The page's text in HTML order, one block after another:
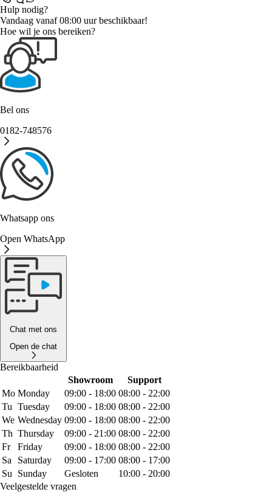
Hulp nodig?
Vandaag vanaf 08:00 uur beschikbaar!
Hoe wil je ons bereiken?
Bel ons
0182-748576
Whatsapp ons
Open WhatsApp
Chat met ons
Open de chat
Bereikbaarheid
Showroom
Support
Mo Monday 09:00 - 18:00 08:00 - 22:00
Tu Tuesday 09:00 - 18:00 08:00 - 22:00
We Wednesday 09:00 - 18:00 08:00 - 22:00
Th Thursday 09:00 - 21:00 08:00 - 22:00
Fr
Friday 09:00 - 18:00 08:00 - 22:00
Sa
Saturday 09:00 - 17:00 08:00 - 17:00
Su
Sunday Gesloten
10:00 - 20:00
Veelgestelde vragen